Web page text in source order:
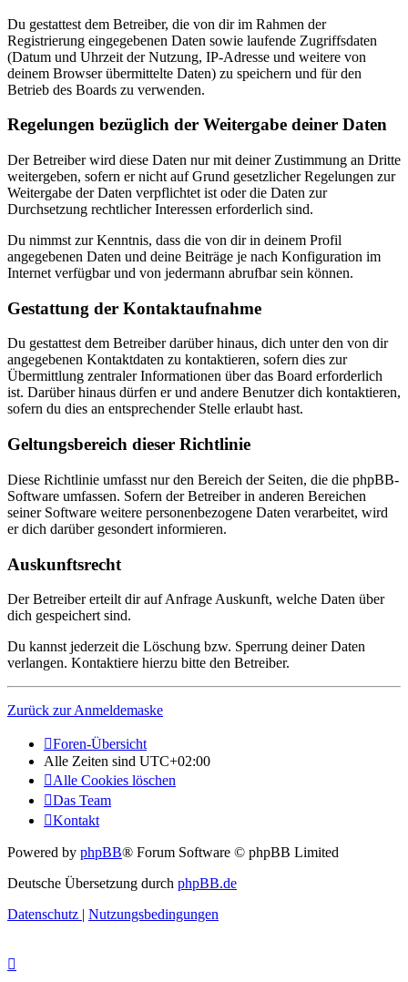
Du gestattest dem Betreiber, die von dir im Rahmen der
Registrierung eingegebenen Daten sowie laufende Zugriffsdaten
(Datum und Uhrzeit der Nutzung, IP-Adresse und weitere von
deinem Browser übermittelte Daten) zu speichern und für den
Betrieb des Boards zu verwenden.
Regelungen bezüglich der Weitergabe deiner Daten
Der Betreiber wird diese Daten nur mit deiner Zustimmung an Dritte
weitergeben, sofern er nicht auf Grund gesetzlicher Regelungen zur
Weitergabe der Daten verpflichtet ist oder die Daten zur
Durchsetzung rechtlicher Interessen erforderlich sind.
Du nimmst zur Kenntnis, dass die von dir in deinem Profil
angegebenen Daten und deine Beiträge je nach Konfiguration im
Internet verfügbar und von jedermann abrufbar sein können.
Gestattung der Kontaktaufnahme
Du gestattest dem Betreiber darüber hinaus, dich unter den von dir
angegebenen Kontaktdaten zu kontaktieren, sofern dies zur
Übermittlung zentraler Informationen über das Board erforderlich
ist. Darüber hinaus dürfen er und andere Benutzer dich kontaktieren,
sofern du dies an entsprechender Stelle erlaubt hast.
Geltungsbereich dieser Richtlinie
Diese Richtlinie umfasst nur den Bereich der Seiten, die die phpBB-
Software umfassen. Sofern der Betreiber in anderen Bereichen
seiner Software weitere personenbezogene Daten verarbeitet, wird
er dich darüber gesondert informieren.
Auskunftsrecht
Der Betreiber erteilt dir auf Anfrage Auskunft, welche Daten über
dich gespeichert sind.
Du kannst jederzeit die Löschung bzw. Sperrung deiner Daten
verlangen. Kontaktiere hierzu bitte den Betreiber.
Zurück zur Anmeldemaske
Foren-Übersicht
Alle Zeiten sind UTC+02:00
Alle Cookies löschen
Das Team
Kontakt
Powered by phpBB® Forum Software © phpBB Limited
Deutsche Übersetzung durch phpBB.de
Datenschutz | Nutzungsbedingungen